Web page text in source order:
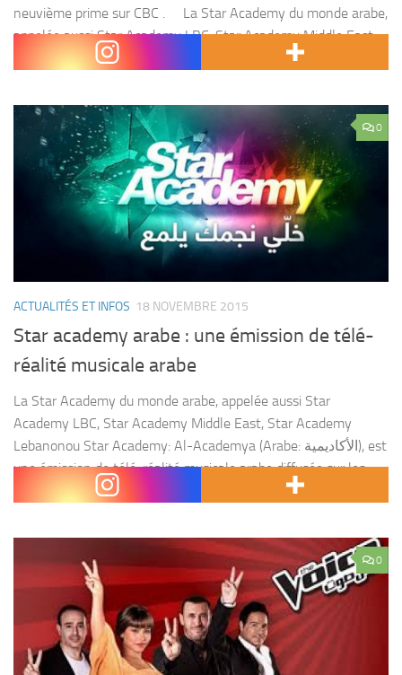
neuvième prime sur CBC . La Star Academy du monde arabe,
appelée aussi Star Academy LBC, Star Academy Middle East,
Star Academy Lebanonou...
0
ACTUALITÉS ET INFOS 18 NOVEMBRE 2015
Star academy arabe : une émission de télé-
réalité musicale arabe
La Star Academy du monde arabe, appelée aussi Star
Academy LBC, Star Academy Middle East, Star Academy
Lebanonou Star Academy: Al-Academya (Arabe: الأكاديمية), est
une émission de télé-réalité musicale arabe diffusée sur les
chaînes...
0